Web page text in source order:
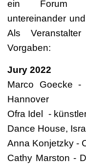
ein Forum
untereinander
Als
Vorgaben:
Jury 2022
Marco Goecke -
Hannover
Ofra Idel -
Dance House,
Anna Konjetzky -
Cathy Marston -